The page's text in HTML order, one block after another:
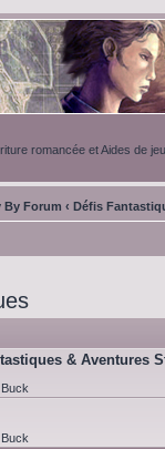
romancée et Aides de
By Forum ‹ Défis
& Aventures